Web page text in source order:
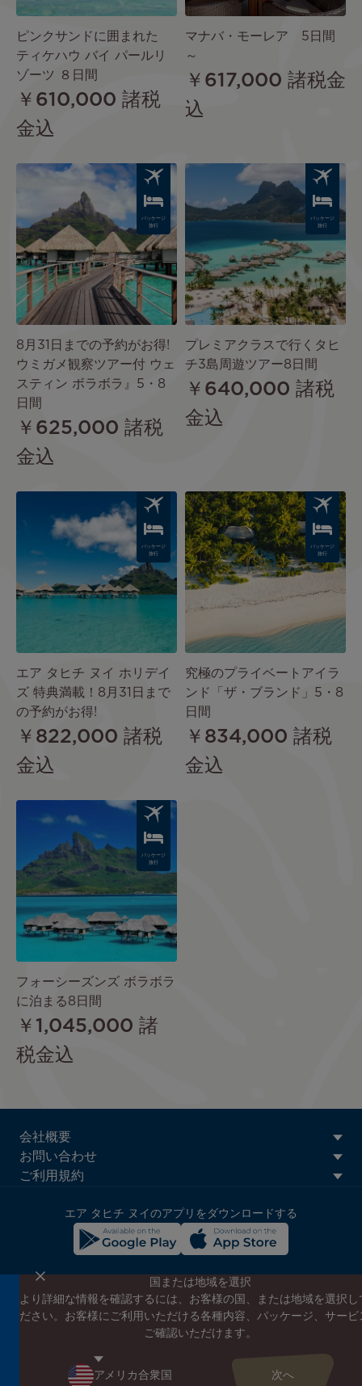
ピンクサンドに囲まれた
ティケハウ バイ パールリ
ゾーツ ８日間
￥610,000 諸税
金込
マナバ・モーレア 5日間
～
￥617,000 諸税金
込
Image
パッケージ
旅行
8月31日までの予約がお得!
ウミガメ観察ツアー付 ウェ
スティン ボラボラ』5・8
日間
￥625,000 諸税
金込
パッケージ
旅行
プレミアクラスで行くタヒ
チ3島周遊ツアー8日間
￥640,000 諸税
金込
パッケージ
旅行
エア タヒチ ヌイ ホリデイ
ズ 特典満載！8月31日まで
の予約がお得!
￥822,000 諸税
金込
Image
パッケージ
旅行
究極のプライベートアイラ
ンド「ザ・ブランド」5・8
日間
￥834,000 諸税
金込
パッケージ
旅行
フォーシーズンズ ボラボラ
に泊まる8日間
￥1,045,000 諸
税金込
ATN:
Footer
menu
会社概要
お問い合わせ
ご利用規約
エア タヒチ ヌイのアプリをダウンロードする
エア タヒチ ヌイのニュースレターに登録する
エア タヒチ ヌイやタヒチの最新情報、スペシャルプロモーショ
国または地域を選択
より詳細な情報を確認するには、お客様の国、または地域を選択し
ださい。お客様にご利用いただける各種内容、パッケージ、サービ
ご確認いただけます。